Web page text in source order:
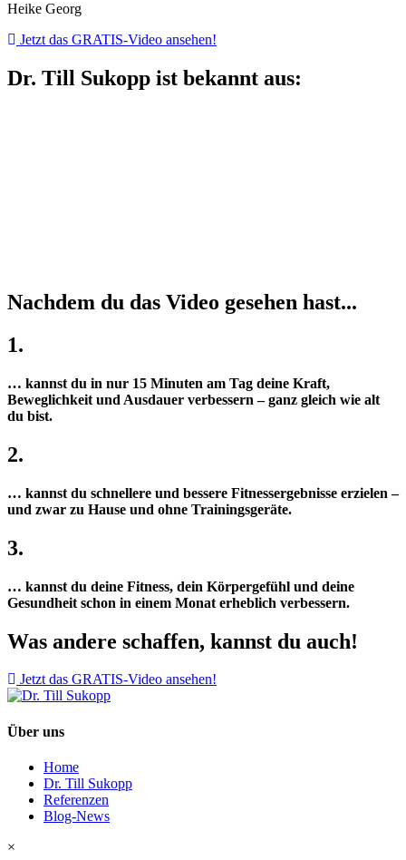
Heike Georg
Jetzt das GRATIS-Video ansehen!
Dr. Till Sukopp ist bekannt aus:
Nachdem du das Video gesehen hast...
1.
… kannst du in nur 15 Minuten am Tag deine Kraft,
Beweglichkeit und Ausdauer verbessern – ganz gleich wie alt
du bist.
2.
… kannst du schnellere und bessere Fitnessergebnisse erzielen –
und zwar zu Hause und ohne Trainingsgeräte.
3.
… kannst du deine Fitness, dein Körpergefühl und deine
Gesundheit schon in einem Monat erheblich verbessern.
Was andere schaffen, kannst du auch!
Jetzt das GRATIS-Video ansehen!
Über uns
Home
Dr. Till Sukopp
Referenzen
Blog-News
×